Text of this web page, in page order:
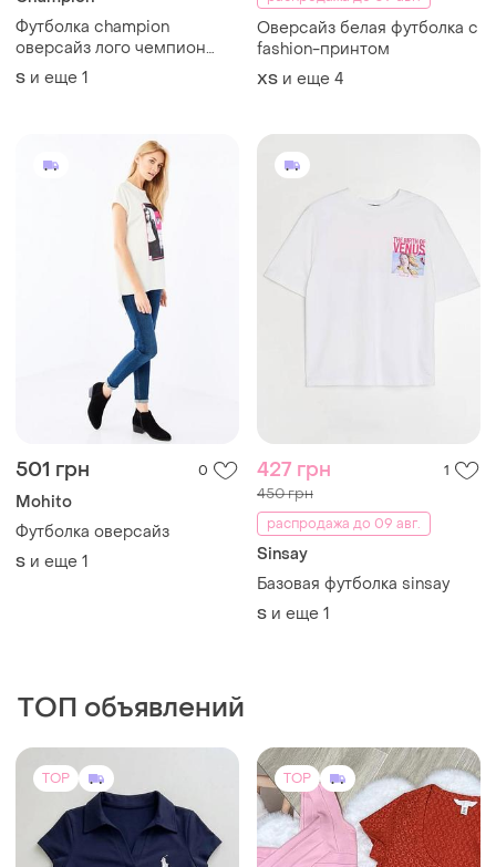
Футболка champion
оверсайз лого чемпион
базовая
S и еще 1
Оверсайз белая футболка с
fashion-принтом
ХS и еще 4
501 грн 0
Mohito
Футболка оверсайз
S и еще 1
427 грн 1
450 грн
распродажа до 09 авг.
Sinsay
Базовая футболка sinsay
S и еще 1
ТОП объявлений
TOP TOP